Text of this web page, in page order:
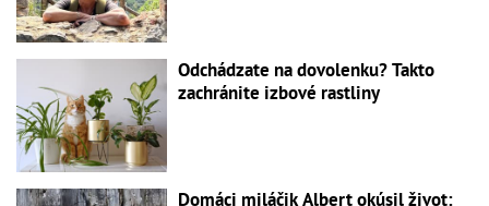
Odchádzate na dovolenku? Takto
zachránite izbové rastliny
Domáci miláčik Albert okúsil život: